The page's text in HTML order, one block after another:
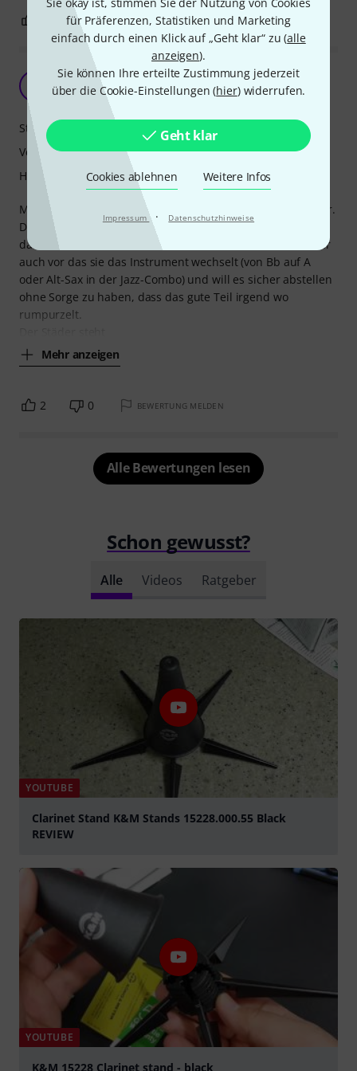
für Präferenzen, Statistiken und Marketing
einfach durch einen Klick auf „Geht klar“ zu (alle
anzeigen).
Sie können Ihre erteilte Zustimmung jederzeit
über die Cookie-Einstellungen (hier) widerrufen.
Geht klar
Cookies ablehnen Weitere Infos
Impressum · Datenschutzhinweise
1 BEWERTUNG MELDEN
Macht was es soll
Stephan9005 26.01.2018
Meine Tochter spiel Klarinette im Jugend-Sinfonieorchester.
Da hat man manchmal längere Pausen und möchte dabei
das Instrument nicht in der Hand behalten. Es kommt aber
auch vor das sie das Instrument wechselt (von Bb auf A
oder Alt-Sax in der Jazz-Combo) und will es sicher abstellen
ohne Sorge zu haben, dass das gute Teil irgend wo
rumpurzelt.
Mehr anzeigen
Stabilität
Verarbeitung
Handling
2 0 BEWERTUNG MELDEN
Alle Bewertungen lesen
Schon gewusst?
Alle Videos Ratgeber
YOUTUBE
Clarinet Stand K&M Stands 15228.000.55 Black
REVIEW
YOUTUBE
K&M 15228 Clarinet stand - black